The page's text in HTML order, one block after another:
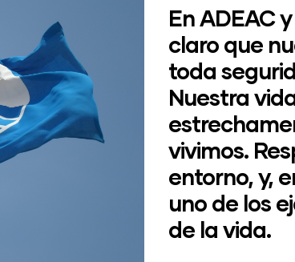
En ADEAC
claro que
toda
Nuestra
vivimos.
entorno, y,
uno de los
de la vida.